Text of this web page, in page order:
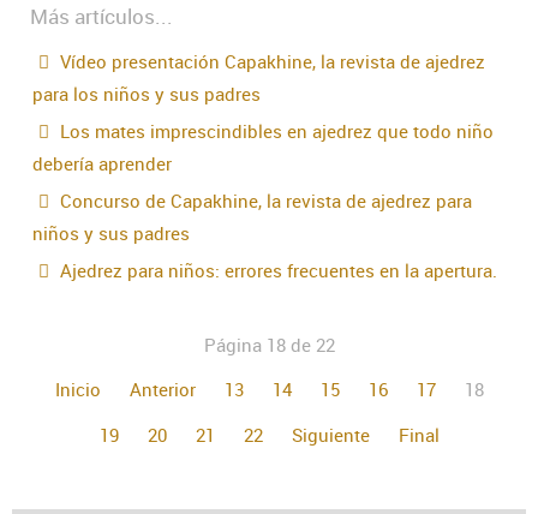
Más artículos...
Vídeo presentación Capakhine, la revista de ajedrez
para los niños y sus padres
Los mates imprescindibles en ajedrez que todo niño
debería aprender
Concurso de Capakhine, la revista de ajedrez para
niños y sus padres
Ajedrez para niños: errores frecuentes en la apertura.
Página 18 de 22
Inicio
Anterior 13 14 15 16 17
18
19
20 21 22 Siguiente Final